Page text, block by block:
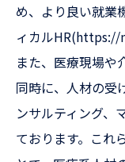
め、より良い就業
ィカルHR(https://
また、医療現場や
同時に、人材の受
ンサルティング、
ております。これ